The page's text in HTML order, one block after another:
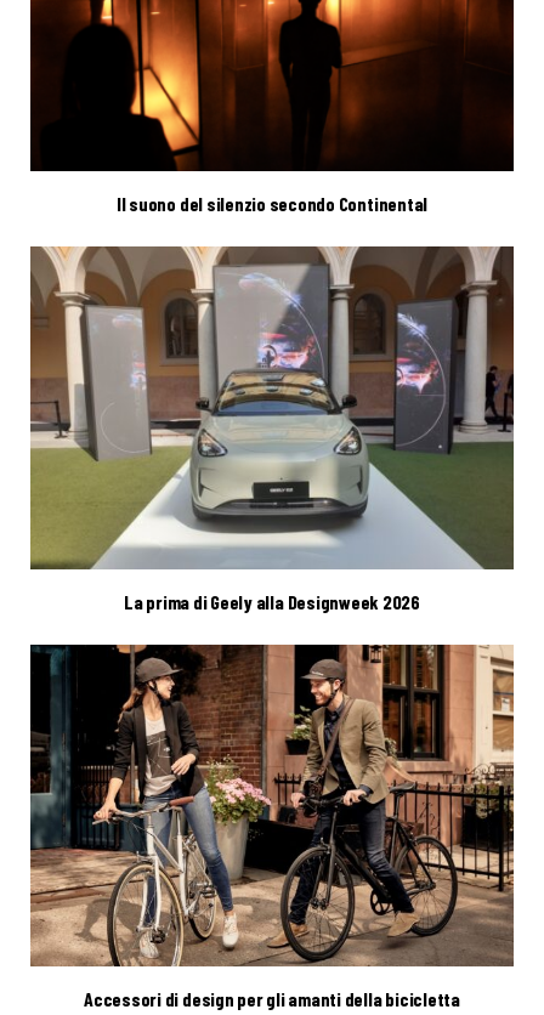
Il suono del silenzio secondo Continental
La prima di Geely alla Designweek 2026
Accessori di design per gli amanti della bicicletta